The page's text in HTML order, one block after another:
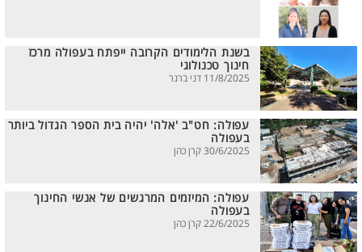
בשנת הלימודים הקרובה ייפתח בעפולה מרכז
חינוך טכנולוגי
11/8/2025 דני ברנר
עפולה: חט"ב 'אלה' יהיה בית הספר הגדול ביותר
בעפולה
30/6/2025 קרן כהן
עפולה: המיזמים המרגשים של אנשי החינוך
בעפולה
22/6/2025 קרן כהן